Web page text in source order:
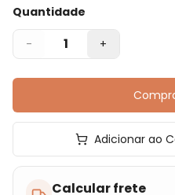
Quantidade
- 1 +
Adicionar ao
Calcular frete